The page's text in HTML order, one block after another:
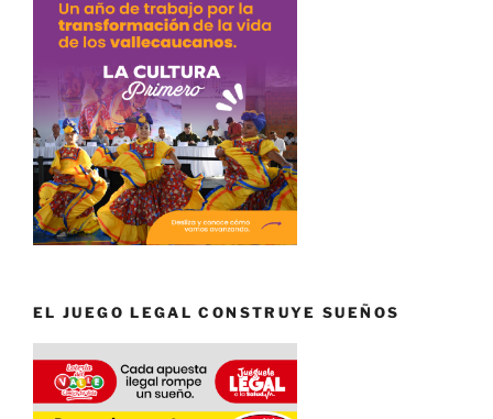
EL JUEGO LEGAL CONSTRUYE SUEÑOS